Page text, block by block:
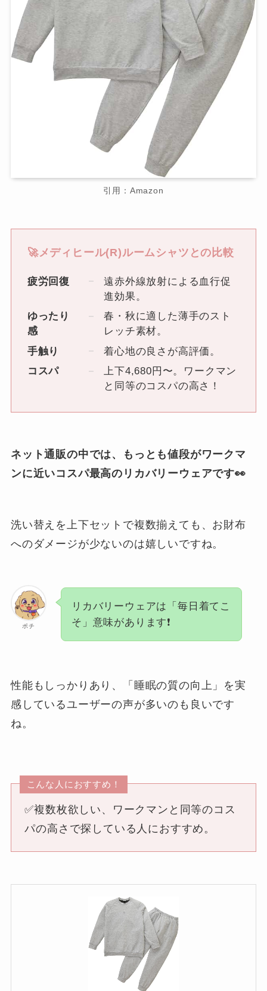
引用：Amazon
🚀メディヒール(R)ルームシャツとの比較
疲労回復
遠赤外線放射による血行促
進効果。
ゆったり
感
春・秋に適した薄手のスト
レッチ素材。
手触り
着心地の良さが高評価。
コスパ
上下4,680円〜。ワークマン
と同等のコスパの高さ！
ネット通販の中では、もっとも値段がワークマ
ンに近いコスパ最高のリカバリーウェアです👀
洗い替えを上下セットで複数揃えても、お財布
へのダメージが少ないのは嬉しいですね。
ポチ
リカバリーウェアは「毎日着てこ
そ」意味があります❗️
性能もしっかりあり、「睡眠の質の向上」を実
感しているユーザーの声が多いのも良いです
ね。
こんな人におすすめ！
✅複数枚欲しい、ワークマンと同等のコス
パの高さで探している人におすすめ。